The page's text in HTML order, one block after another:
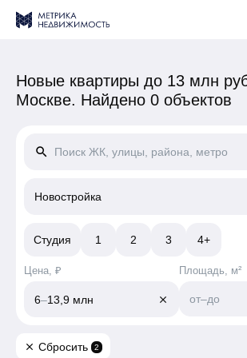
Новые квартиры до 13 млн
Москве. Найдено 0 объектов
search
Новостройка
Студия 1 2 3 4+
Цена, ₽
6–13,9 млн close
Площадь, м²
от–до
close Сбросить 2